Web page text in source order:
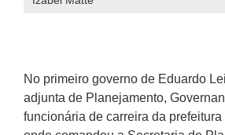
No primeiro governo de Eduardo
adjunta de Planejamento,
funcionária de carreira da prefeitura